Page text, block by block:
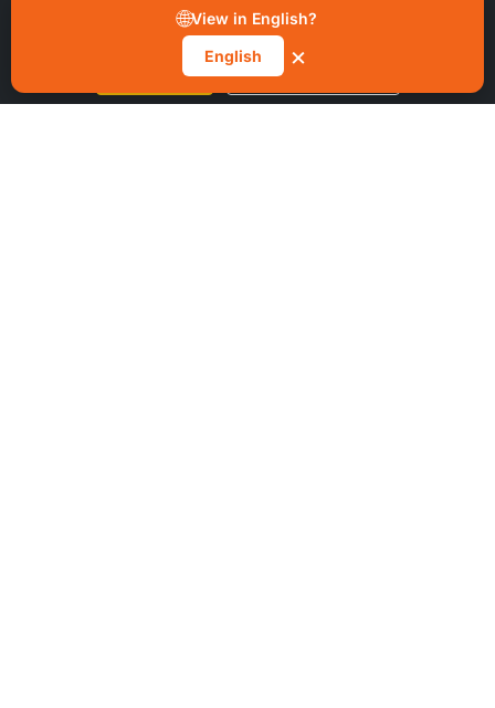
performance. Vous pouvez retirer votre consentement à tout
moment via le bouton "Gérer les préférences" dans notre avis
Tout accepter Gérer les préférences
🌐View in English?
English
×